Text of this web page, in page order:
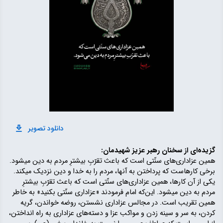
دانلود تصویر
گزیده‌ای از سخنان رهبر عزیز شهیدمان:
همین عزاداری‌های سنّتی است که باعث تقرّبِ بیشترِ مردم به دین میشود.
برخی کارهاست که پرداختن به آنها، مردم را به خدا و دین نزدیک میکند.
یکی از آن کارها، همین عزاداری‌های سنّتی است که باعث تقرّبِ بیشترِ
مردم به دین میشود. این‌که امام فرمودند «عزاداری سنّتی بکنید» به خاطر
همین تقریب است. در مجالس عزاداری نشستن، روضه خواندن، گریه
کردن، به سر و سینه زدن و مواکب عزا و دسته‌های عزاداری به راه انداختن،